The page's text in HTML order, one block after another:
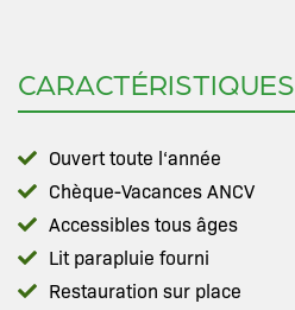
CARACTÉRISTIQUES
Ouvert toute l‘année
Chèque-Vacances ANCV
Accessibles tous âges
Lit parapluie fourni
Restauration sur place